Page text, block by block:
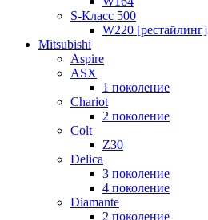
S-Класс 500
W220 [рестайлинг]
Mitsubishi
Aspire
ASX
1 поколение
Chariot
2 поколение
Colt
Z30
Delica
3 поколение
4 поколение
Diamante
2 поколение